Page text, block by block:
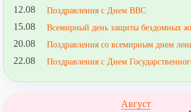
12.08 Поздравления с Днем ВВС
15.08 Всемирный день защиты бездомных
20.08 Поздравления со всемирным днем
22.08 Поздравления с Днем
Август